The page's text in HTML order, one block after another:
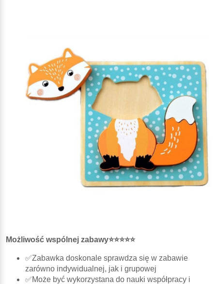
Możliwość wspólnej zabawy⭐⭐⭐⭐⭐
✅Zabawka doskonale sprawdza się w zabawie
zarówno indywidualnej, jak i grupowej
✅Może być wykorzystana do nauki współpracy i